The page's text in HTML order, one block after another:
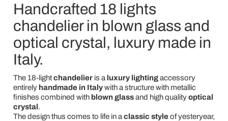
Handcrafted 18 lights
chandelier in blown glass and
optical crystal, luxury made in
Italy.
The 18-lightchandelieris a luxury lightingaccessory
entirely handmade in Italywith a structure with metallic
finishes combined with blown glassand high qualityoptical
crystal.
The design thus comes to life in a classic styleof yesteryear,